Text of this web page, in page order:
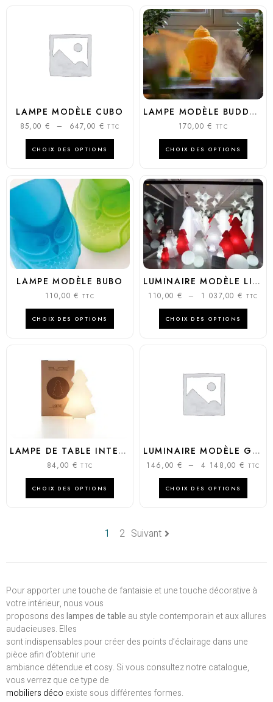
LAMPE MODÈLE CUBO
85,00 € – 647,00 € TTC
CHOIX DES OPTIONS
LAMPE MODÈLE BUDDHA
170,00€ TTC
CHOIX DES OPTIONS
LAMPE MODÈLE BUBO
110,00€ TTC
CHOIX DES OPTIONS
LUMINAIRE MODÈLE LIGHTREE
110,00 € – 1 037,00€ TTC
CHOIX DES OPTIONS
LAMPE DE TABLE INTERNE LIGHTREE 45
84,00 € TTC
CHOIX DES OPTIONS
LUMINAIRE MODÈLE GLOBO – 8 DIAMÈTRES
146,00 € – 4 148,00€ TTC
CHOIX DES OPTIONS
1 2 Suivant
Pour apporter une touche de fantaisie et une touche décorative à
votre intérieur, nous vous
proposons deslampes de table au style contemporain et aux allures
audacieuses. Elles
sont indispensables pour créer des points d’éclairage dans une
pièce afin d’obtenir une
ambiance détendue et cosy. Si vous consultez notre catalogue,
vous verrez que ce type de
mobiliers déco existe sous différentes formes.